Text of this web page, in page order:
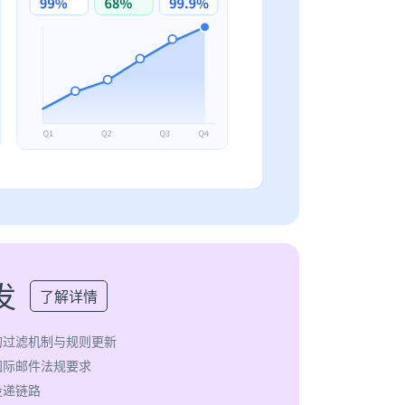
了解详情
滤机制与规则更新
邮件法规要求
链路